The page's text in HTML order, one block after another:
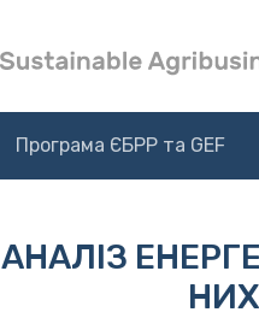
Програма ЄБРР та GEF
АНАЛІЗ